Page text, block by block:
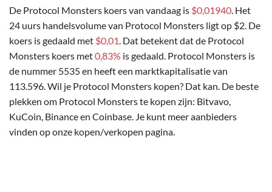
De Protocol Monsters koers van vandaag is $0,01940. Het
24 uurs handelsvolume van Protocol Monsters ligt op $2. De
koers is gedaald met $0,01. Dat betekent dat de Protocol
Monsters koers met0,83% is gedaald. Protocol Monsters is
de nummer 5535 en heeft een marktkapitalisatie van
113.596. Wil je Protocol Monsters kopen? Dat kan. De beste
plekken om Protocol Monsters te kopen zijn: Bitvavo,
KuCoin, Binance en Coinbase. Je kunt meer aanbieders
vinden op onze kopen/verkopen pagina.